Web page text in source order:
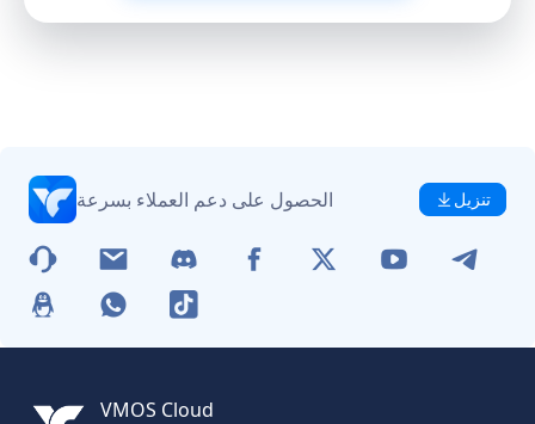
الحصول على دعم العملاء بسرعة تنزيل
VMOS Cloud